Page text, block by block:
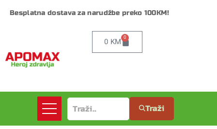
Besplatna dostava za narudžbe preko 100KM!
0 KM 0
Traži